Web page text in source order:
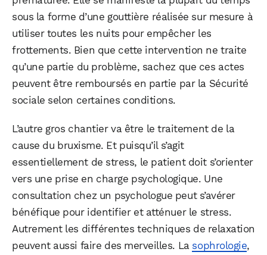
sous la forme d’une gouttière réalisée sur mesure à
utiliser toutes les nuits pour empêcher les
frottements. Bien que cette intervention ne traite
qu’une partie du problème, sachez que ces actes
peuvent être remboursés en partie par la Sécurité
sociale selon certaines conditions.
L’autre gros chantier va être le traitement de la
cause du bruxisme. Et puisqu’il s’agit
essentiellement de stress, le patient doit s’orienter
vers une prise en charge psychologique. Une
consultation chez un psychologue peut s’avérer
bénéfique pour identifier et atténuer le stress.
Autrement les différentes techniques de relaxation
peuvent aussi faire des merveilles. La sophrologie,